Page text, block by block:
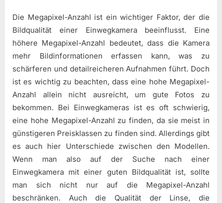
Die Megapixel-Anzahl ist ein wichtiger Faktor, der die
Bildqualität einer Einwegkamera beeinflusst. Eine
höhere Megapixel-Anzahl bedeutet, dass die Kamera
mehr Bildinformationen erfassen kann, was zu
schärferen und detailreicheren Aufnahmen führt. Doch
ist es wichtig zu beachten, dass eine hohe Megapixel-
Anzahl allein nicht ausreicht, um gute Fotos zu
bekommen. Bei Einwegkameras ist es oft schwierig,
eine hohe Megapixel-Anzahl zu finden, da sie meist in
günstigeren Preisklassen zu finden sind. Allerdings gibt
es auch hier Unterschiede zwischen den Modellen.
Wenn man also auf der Suche nach einer
Einwegkamera mit einer guten Bildqualität ist, sollte
man sich nicht nur auf die Megapixel-Anzahl
beschränken. Auch die Qualität der Linse, die